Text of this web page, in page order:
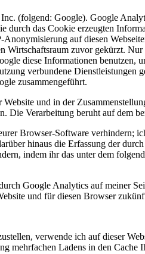
(folgend: Google). Google
das Cookie erzeugten
auf diesen
Wirtschaftsraum zuvor gekürzt.
diese Informationen benutzen,
verbundene
zusammengeführt.
und in der
Verarbeitung beruht auf dem
Browser-Software verhindern;
hinaus die Erfassung der
indem ihr das unter dem
Google Analytics auf meiner
und für diesen Browser
verwende ich auf dieser
mehrfachen Ladens in den